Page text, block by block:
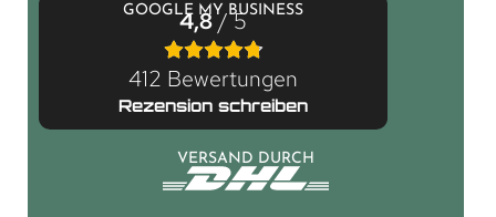
GOOGLE MY BUSINESS
4,8/ 5
412 Bewertungen
Rezension schreiben
VERSAND DURCH